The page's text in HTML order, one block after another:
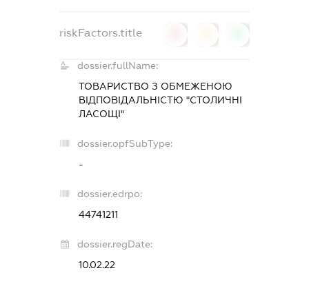
riskFactors.title
dossier.fullName:
ТОВАРИСТВО З ОБМЕЖЕНОЮ
ВІДПОВІДАЛЬНІСТЮ "СТОЛИЧНІ
ЛАСОЩІ"
dossier.opfSubType:
-
dossier.edrpo:
44741211
dossier.regDate:
10.02.22